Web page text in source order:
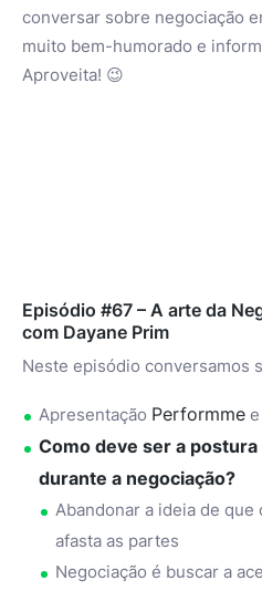
conversar sobre negociação
muito bem-humorado e
Aproveita! 😉
Episódio #67 – A arte da
com Dayane Prim
Neste episódio conversamos
Apresentação Performme e
Como deve ser a
durante a negociação?
Abandonar a ideia de que
afasta as partes
Negociação é buscar a